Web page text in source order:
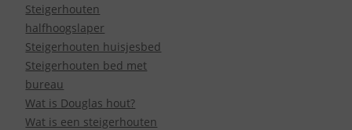
Steigerhouten
halfhoogslaper
Steigerhouten huisjesbed
Steigerhouten bed met
bureau
Wat is Douglas hout?
Wat is een steigerhouten